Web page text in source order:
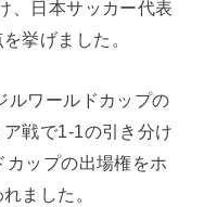
、日本サッカー代表
挙げました。
ルワールドカップの
戦で1-1の引き分け
カップの出場権をホ
ました。